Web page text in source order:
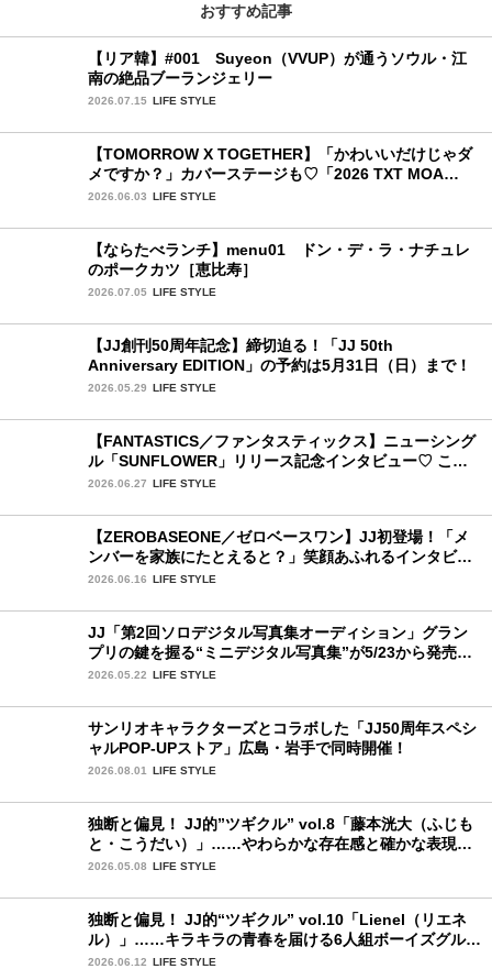
おすすめ記事
【リア韓】#001 Suyeon（VVUP）が通うソウル・江
南の絶品ブーランジェリー
2026.07.15 LIFE STYLE
【TOMORROW X TOGETHER】「かわいいだけじゃダ
メですか？」カバーステージも♡「2026 TXT MOA
CON IN JAPAN」千葉公演2日目を詳細レポ【後編】
2026.06.03 LIFE STYLE
【ならたべランチ】menu01 ドン・デ・ラ・ナチュレ
のポークカツ［恵比寿］
2026.07.05 LIFE STYLE
【JJ創刊50周年記念】締切迫る！「JJ 50th
Anniversary EDITION」の予約は5月31日（日）まで！
2026.05.29 LIFE STYLE
【FANTASTICS／ファンタスティックス】ニューシング
ル「SUNFLOWER」リリース記念インタビュー♡ この
夏楽しみにしていることは？
2026.06.27 LIFE STYLE
【ZEROBASEONE／ゼロベースワン】JJ初登場！「メ
ンバーを家族にたとえると？」笑顔あふれるインタビュ
ー♡
2026.06.16 LIFE STYLE
JJ「第2回ソロデジタル写真集オーディション」グラン
プリの鍵を握る“ミニデジタル写真集”が5/23から発売！
ファイナリストの個性あふれる18冊
2026.05.22 LIFE STYLE
サンリオキャラクターズとコラボした「JJ50周年スペシ
ャルPOP-UPストア」広島・岩手で同時開催！
2026.08.01 LIFE STYLE
独断と偏見！ JJ的”ツギクル” vol.8「藤本洸大（ふじも
と・こうだい）」……やわらかな存在感と確かな表現力
で、じわりと心をつかむ注目株
2026.05.08 LIFE STYLE
独断と偏見！ JJ的“ツギクル” vol.10「Lienel（リエネ
ル）」……キラキラの青春を届ける6人組ボーイズグルー
プ
2026.06.12 LIFE STYLE